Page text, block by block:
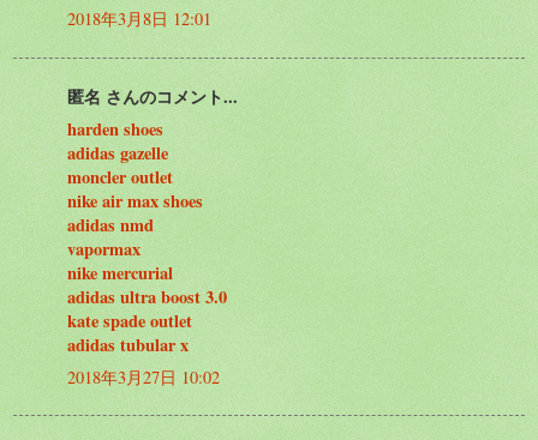
2018年3月8日 12:01
匿名 さんのコメント...
harden shoes
adidas gazelle
moncler outlet
nike air max shoes
adidas nmd
vapormax
nike mercurial
adidas ultra boost 3.0
kate spade outlet
adidas tubular x
2018年3月27日 10:02